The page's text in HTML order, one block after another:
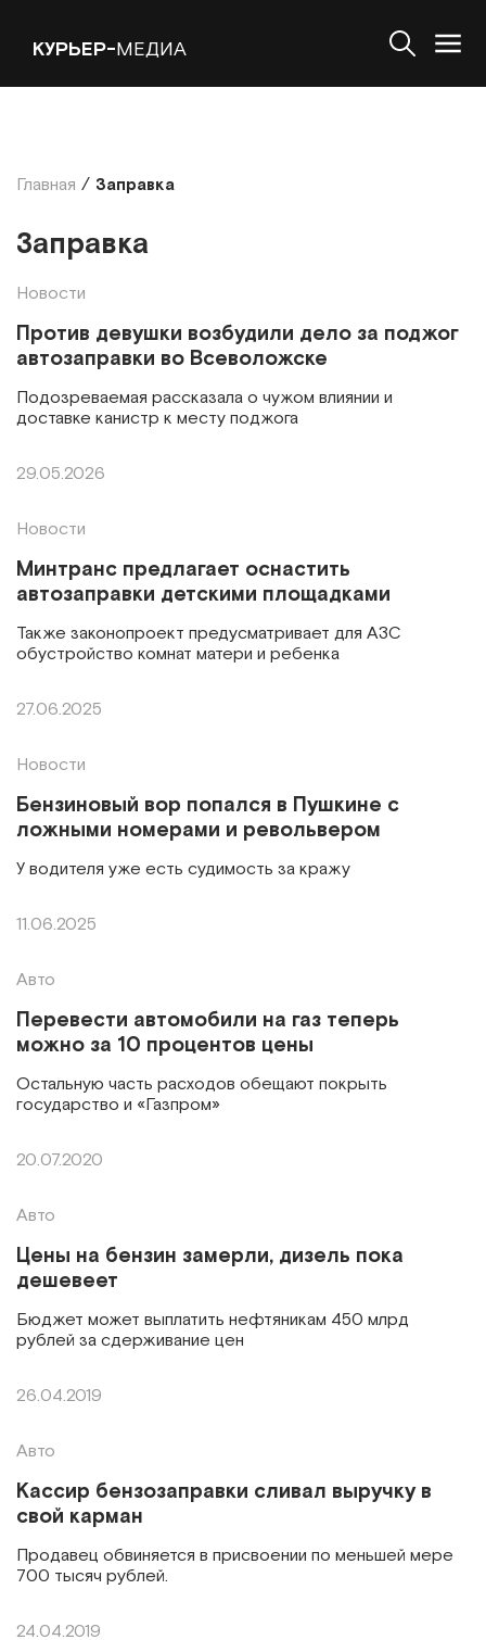
КУРЬЕР-МЕДИА
Главная / Заправка
Заправка
Новости
Против девушки возбудили дело за поджог
автозаправки во Всеволожске
Подозреваемая рассказала о чужом влиянии и
доставке канистр к месту поджога
29.05.2026
Новости
Минтранс предлагает оснастить
автозаправки детскими площадками
Также законопроект предусматривает для АЗС
обустройство комнат матери и ребенка
27.06.2025
Новости
Бензиновый вор попался в Пушкине с
ложными номерами и револьвером
У водителя уже есть судимость за кражу
11.06.2025
Авто
Перевести автомобили на газ теперь
можно за 10 процентов цены
Остальную часть расходов обещают покрыть
государство и «Газпром»
20.07.2020
Авто
Цены на бензин замерли, дизель пока
дешевеет
Бюджет может выплатить нефтяникам 450 млрд
рублей за сдерживание цен
26.04.2019
Авто
Кассир бензозаправки сливал выручку в
свой карман
Продавец обвиняется в присвоении по меньшей мере
700 тысяч рублей.
24.04.2019